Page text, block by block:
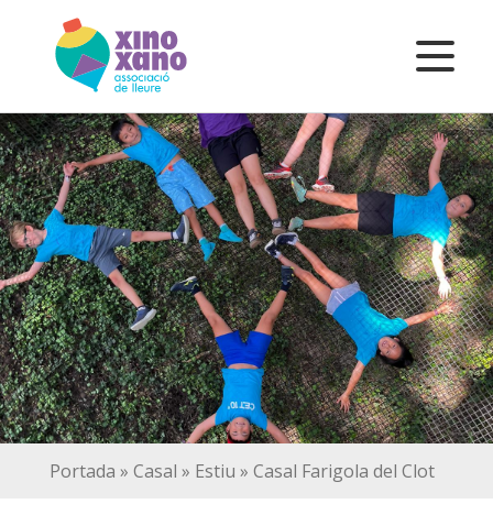
Portada » Casal » Estiu » Casal Farigola del Clot